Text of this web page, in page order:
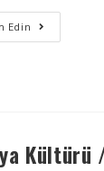
Edin
Kültürü